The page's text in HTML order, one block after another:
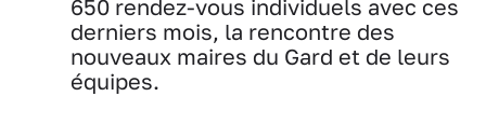
650 rendez-vous individuels avec ces
derniers mois, la rencontre des
nouveaux maires du Gard et de leurs
équipes.